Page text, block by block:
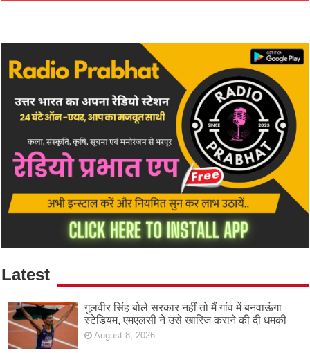
Latest
गुलवीर सिंह बोले सरकार नहीं तो मैं गांव में बनवाऊंगा
स्टेडियम, एमएलसी ने उसे खारिज कराने की दी धमकी
August 8, 2026